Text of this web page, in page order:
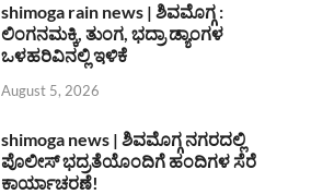
shimoga rain news | ಶಿವಮೊಗ್ಗ :
ಲಿಂಗನಮಕ್ಕಿ, ತುಂಗ, ಭದ್ರಾ ಡ್ಯಾಂಗಳ
ಒಳಹರಿವಿನಲ್ಲಿ ಇಳಿಕೆ
August 5, 2026
shimoga news | ಶಿವಮೊಗ್ಗ ನಗರದಲ್ಲಿ
ಪೊಲೀಸ್ ಭದ್ರತೆಯೊಂದಿಗೆ ಹಂದಿಗಳ ಸೆರೆ
ಕಾರ್ಯಾಚರಣೆ!